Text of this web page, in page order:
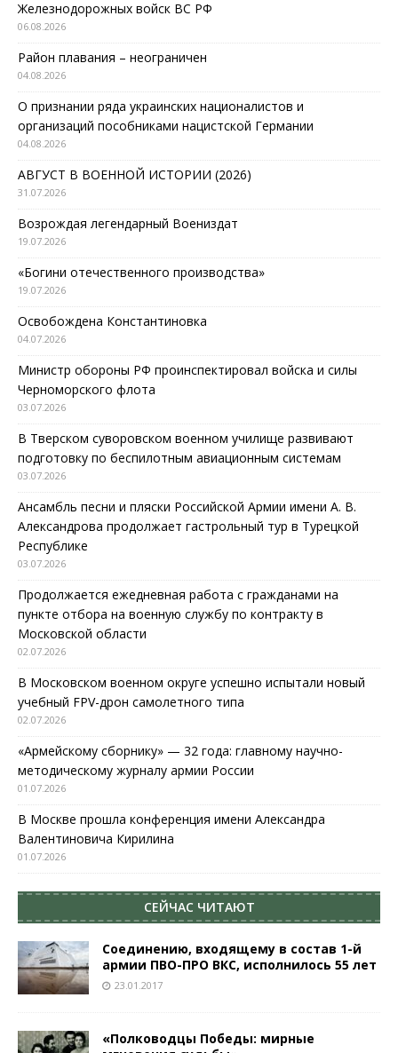
Железнодорожных войск ВС РФ
06.08.2026
Район плавания – неограничен
04.08.2026
О признании ряда украинских националистов и
организаций пособниками нацистской Германии
04.08.2026
АВГУСТ В ВОЕННОЙ ИСТОРИИ (2026)
31.07.2026
Возрождая легендарный Воениздат
19.07.2026
«Богини отечественного производства»
19.07.2026
Освобождена Константиновка
04.07.2026
Министр обороны РФ проинспектировал войска и силы
Черноморского флота
03.07.2026
В Тверском суворовском военном училище развивают
подготовку по беспилотным авиационным системам
03.07.2026
Ансамбль песни и пляски Российской Армии имени А. В.
Александрова продолжает гастрольный тур в Турецкой
Республике
03.07.2026
Продолжается ежедневная работа с гражданами на
пункте отбора на военную службу по контракту в
Московской области
02.07.2026
В Московском военном округе успешно испытали новый
учебный FPV-дрон самолетного типа
02.07.2026
«Армейскому сборнику» — 32 года: главному научно-
методическому журналу армии России
01.07.2026
В Москве прошла конференция имени Александра
Валентиновича Кирилина
01.07.2026
СЕЙЧАС ЧИТАЮТ
Соединению, входящему в состав 1-й
армии ПВО-ПРО ВКС, исполнилось 55 лет
23.01.2017
«Полководцы Победы: мирные